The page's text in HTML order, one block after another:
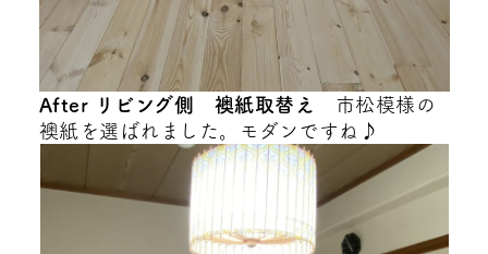
After リビング側 襖紙取替え
市松模様の
襖紙を選ばれました。モダンですね♪